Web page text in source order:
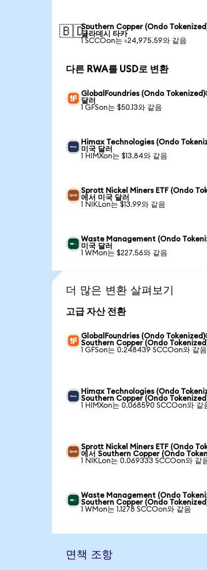
🇧🇩Southern Copper (Ondo
글라데시 타카
1 SCCOon는 ৳24,975.59와 같음
다른 RWA를 USD로 변환
GlobalFoundries (Ondo Tokenized)
달러
1 GFSon는 $50.13와 같음
Himax Technologies (Ondo
미국 달러
1 HIMXon는 $13.84와 같음
Sprott Nickel Miners ETF (Ondo
에서 미국 달러
1 NIKLon는 $13.99와 같음
Waste Management (Ondo
미국 달러
1 WMon는 $227.56와 같음
더 많은 변환 살펴보기
고급 자산 전환
GlobalFoundries (Ondo Tokenized)
Southern Copper (Ondo
1 GFSon는 0.248439 SCCOon와 같음
Himax Technologies (Ondo
Southern Copper (Ondo
1 HIMXon는 0.068590 SCCOon와 같
Sprott Nickel Miners ETF (Ondo
에서 Southern Copper (Ondo
1 NIKLon는 0.069333 SCCOon와 같
Waste Management (Ondo
Southern Copper (Ondo
1 WMon는 1.1278 SCCOon와 같음
면책 조항